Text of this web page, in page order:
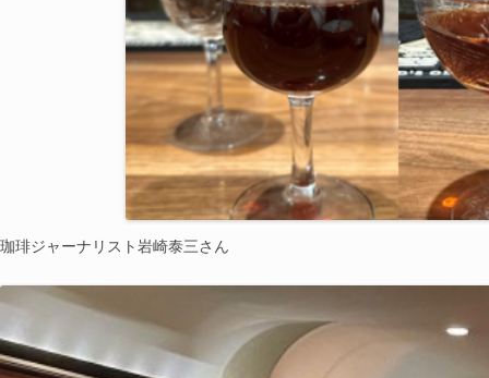
珈琲ジャーナリスト岩崎泰三さん